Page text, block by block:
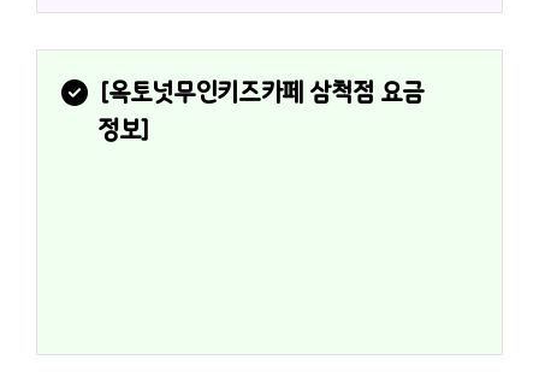
[옥토넛무인키즈카페 삼척점 요금
정보]